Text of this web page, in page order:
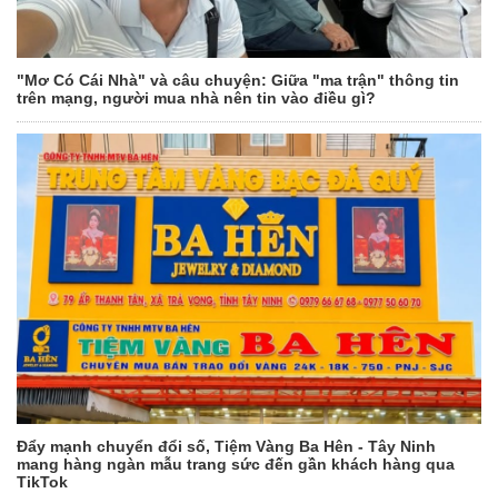
"Mơ Có Cái Nhà" và câu chuyện: Giữa "ma trận" thông tin
trên mạng, người mua nhà nên tin vào điều gì?
Đẩy mạnh chuyển đổi số, Tiệm Vàng Ba Hên - Tây Ninh
mang hàng ngàn mẫu trang sức đến gần khách hàng qua
TikTok